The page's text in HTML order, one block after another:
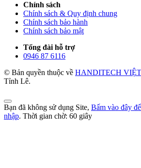
Chính sách
Chính sách & Quy định chung
Chính sách bảo hành
Chính sách bảo mật
Tổng đài hỗ trợ
0946 87 6116
© Bản quyền thuộc về HANDITECH
Tỉnh Lê.
Bạn đã không sử dụng Site, Bấm vào đây
nhập. Thời gian chờ: 60 giây